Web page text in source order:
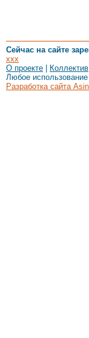
Сейчас на сайте
xxx
О проекте
Коллектив
Любое
Разработка сайта